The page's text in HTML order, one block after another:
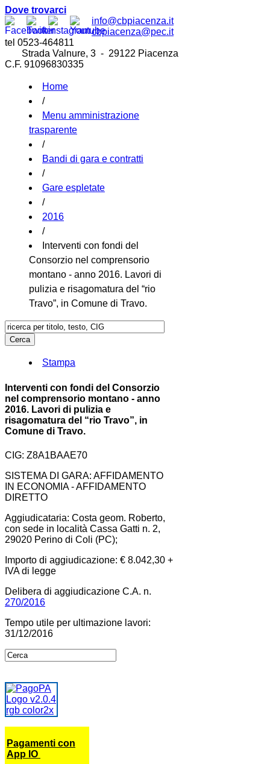
Dove trovarci
info@cbpiacenza.it
cbpiacenza@pec.it
tel 0523-464811
Strada Valnure, 3 - 29122 Piacenza
C.F. 91096830335
Home
/
Menu amministrazione
trasparente
/
Bandi di gara e contratti
/
Gare espletate
/
2016
/
Interventi con fondi del
Consorzio nel comprensorio
montano - anno 2016. Lavori di
pulizia e risagomatura del “rio
Travo”, in Comune di Travo.
Stampa
Interventi con fondi del Consorzio
nel comprensorio montano - anno
2016. Lavori di pulizia e
risagomatura del “rio Travo”, in
Comune di Travo.
CIG: Z8A1BAAE70
SISTEMA DI GARA: AFFIDAMENTO
IN ECONOMIA - AFFIDAMENTO
DIRETTO
Aggiudicataria: Costa geom. Roberto,
con sede in località Cassa Gatti n. 2,
29020 Perino di Coli (PC);
Importo di aggiudicazione: € 8.042,30 +
IVA di legge
Delibera di aggiudicazione C.A. n.
270/2016
Tempo utile per ultimazione lavori:
31/12/2016
Pagamenti con
App IO